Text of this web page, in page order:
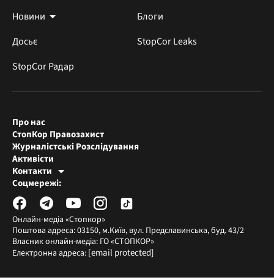
Новини
Блоги
Досьє
StopCor Leaks
StopCor Радар
Онлайн-медіа «Стопкор»
Поштова адреса: 03150, м.Київ, вул. Предславинська, буд. 43/2
Власник онлайн-медіа: ГО «СТОПКОР»
Електронна адреса: [email protected]
Про нас
СтопКор Правозахист
Журналістські Розслідування
Активісти
Контакти
Редакція СтопКора
Журналісти-розслідувачі
Соцмережі: